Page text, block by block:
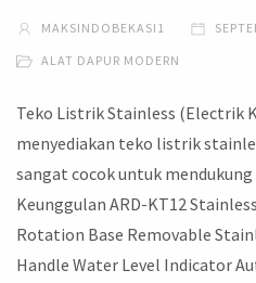
MAKSINDOBEKASI1
ALAT DAPUR MODERN
Teko Listrik Stainless (Electrik
menyediakan teko listrik
sangat cocok untuk
Keunggulan ARD-KT12
Rotation Base Removable
Handle Water Level Indicator